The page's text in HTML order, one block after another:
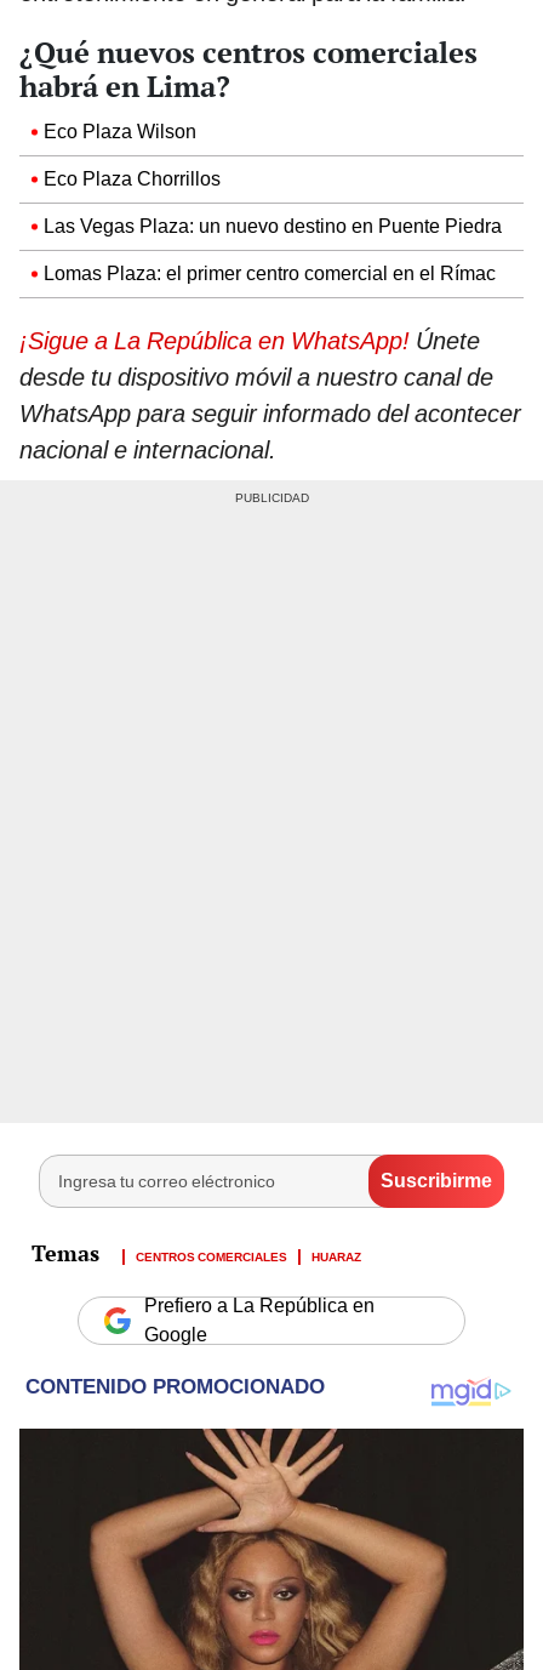
¿Qué nuevos centros comerciales
habrá en Lima?
Eco Plaza Wilson
Eco Plaza Chorrillos
Las Vegas Plaza: un nuevo destino en Puente Piedra
Lomas Plaza: el primer centro comercial en el Rímac
¡Sigue a La República en WhatsApp! Únete
desde tu dispositivo móvil a nuestro canal de
WhatsApp para seguir informado del acontecer
nacional e internacional.
CENTROS COMERCIALES HUARAZ
Prefiero a La República en
Google